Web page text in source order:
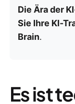
Die Ära der
Sie Ihre KI-
Brain.
Es ist